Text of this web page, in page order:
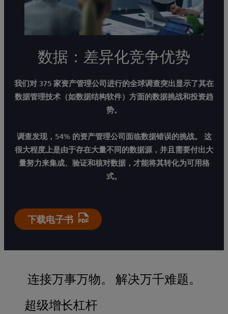
数据：差异化竞争优势
我们对 375 家资产管理公司进行的全球调查突出显示了其在
数据管理技术（如数据结构软件）方面的数据挑战和投资趋
势。
调查发现，54% 的资产管理公司面临数据错误的挑战。 这
很大程度上是由于存在大量不同的数据源，并且需要付出大
量努力来集成、验证和核对数据，才能将其转化为可用格
式。
下载电子书
连接万事万物。 解决万千难题。
超级增长杠杆